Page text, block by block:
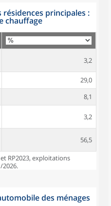
résidences principales :
chauffage
3,2
29,0
8,1
3,2
56,5
et RP2023, exploitations
2026.
des ménages